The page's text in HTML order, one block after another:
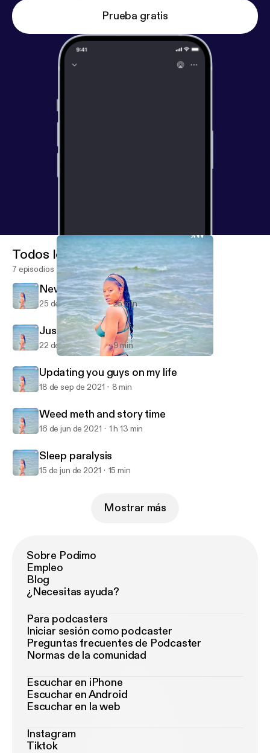
Prueba gratis
Lana looney
Todos los episodios
7 episodios
News
25 de sep de 2021 25 min
Justine Johnson story
22 de sep de 2021 9 min
Updating you guys on my life
18 de sep de 2021 8 min
Weed meth and story time
16 de jun de 2021 1 h 13 min
Sleep paralysis
15 de jun de 2021 15 min
Mostrar más
Sobre Podimo
Empleo
Blog
¿Necesitas ayuda?
Para podcasters
Iniciar sesión como podcaster
Preguntas frecuentes de Podcaster
Normas de la comunidad
Escuchar en iPhone
Escuchar en Android
Escuchar en la web
Instagram
Tiktok